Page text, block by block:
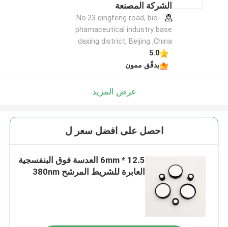
الشركة المصنعة
No.23 qingfeng road, bio-
phamaceutical industry base
daxing district, Beijing ,China
5.0
يدقّق ممون
عرض المزيد
احصل على افضل سعر ل
12.5 * 6mm العدسة فوق البنفسجية
العابرة للشريط المرشح 380nm